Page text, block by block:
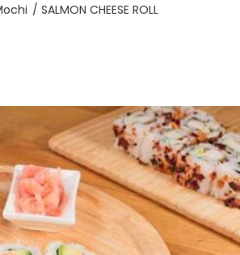
SALMON CHEESE ROLL